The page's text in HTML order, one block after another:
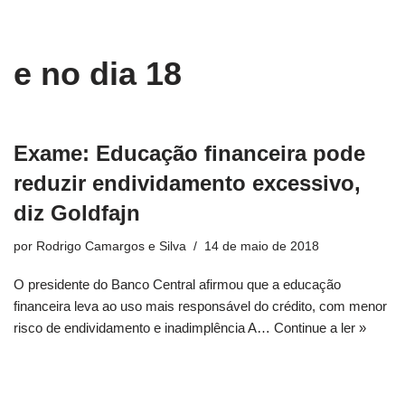
para
e no dia 18
Exame: Educação financeira pode
reduzir endividamento excessivo,
diz Goldfajn
por Rodrigo Camargos e Silva 14 de maio de 2018
O presidente do Banco Central afirmou que a educação
financeira leva ao uso mais responsável do crédito, com menor
risco de endividamento e inadimplência A… Continue a ler »